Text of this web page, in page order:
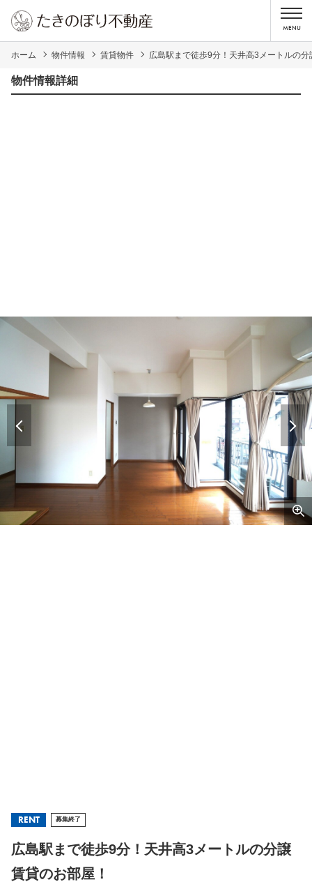
ホーム 物件情報 賃貸物件 広島駅まで徒歩9分！天井高3メートルの
物件情報詳細
RENT 募集終了
広島駅まで徒歩9分！天井高3メートルの分譲
賃貸のお部屋！